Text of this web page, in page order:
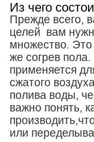
Из чего
Прежде всего,
целей вам
множество.
же согрев
применяется
сжатого
полива воды,
важно понять,
или